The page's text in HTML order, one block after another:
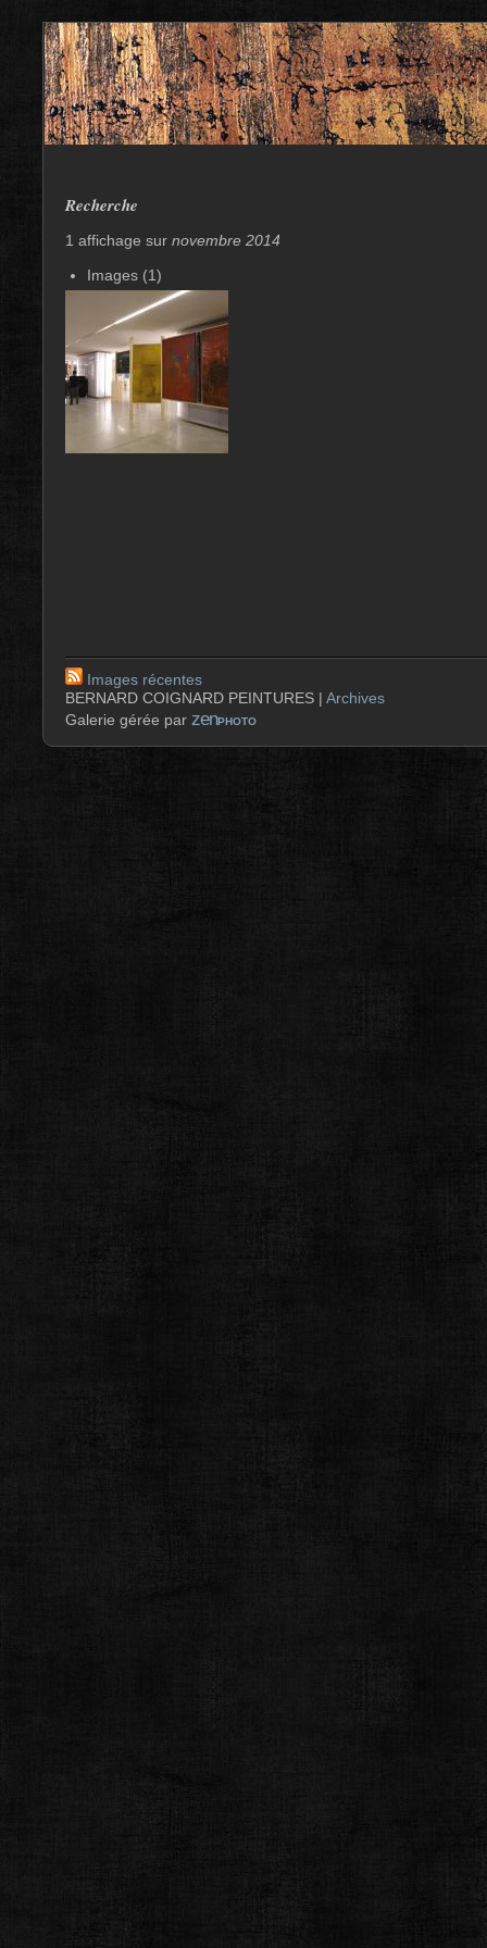
Recherche
1 affichage sur novembre 2014
Images (1)
Images récentes
BERNARD COIGNARD PEINTURES | Archives
Galerie gérée par zenPHOTO